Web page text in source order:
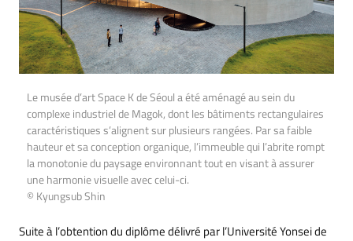
Le musée d’art Space K de Séoul a été aménagé au sein du
complexe industriel de Magok, dont les bâtiments rectangulaires
caractéristiques s’alignent sur plusieurs rangées. Par sa faible
hauteur et sa conception organique, l’immeuble qui l’abrite rompt
la monotonie du paysage environnant tout en visant à assurer
une harmonie visuelle avec celui-ci.
© Kyungsub Shin
Suite à l’obtention du diplôme délivré par l’Université Yonsei de